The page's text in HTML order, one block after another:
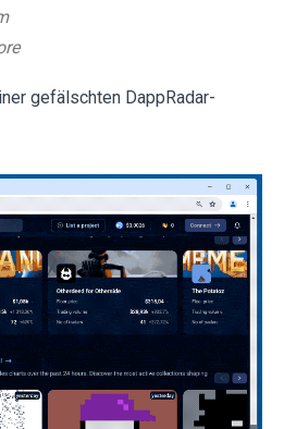
gefälschten DappRadar-